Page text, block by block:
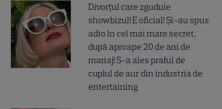
Divorțul care zguduie
showbizul! E oficial! Și-au spus
adio în cel mai mare secret,
după aproape 20 de ani de
mariaj! S-a ales praful de
cuplul de aur din industria de
entertaining